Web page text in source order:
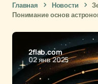
Главная Новости
Понимание основ
2flab.com
02 янв 2025